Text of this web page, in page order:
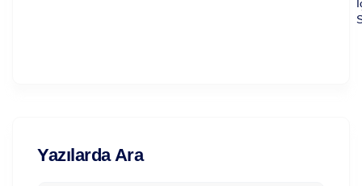
Yazılarda Ara